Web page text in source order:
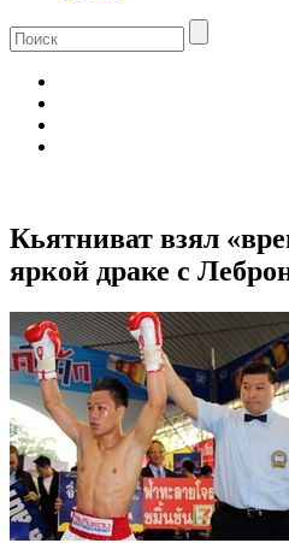
Кьятниват взял
яркой драке с